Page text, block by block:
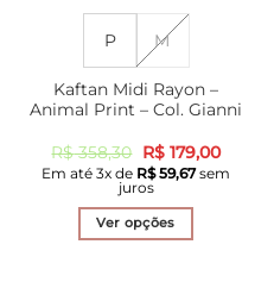
P M
Kaftan Midi Rayon –
Animal Print – Col. Gianni
R$358,30 O
preço
original
era:
R$ 358,30.
R$179,00O
preço
atual
Em até 3x de R$59,67sem
juros
Ver opções